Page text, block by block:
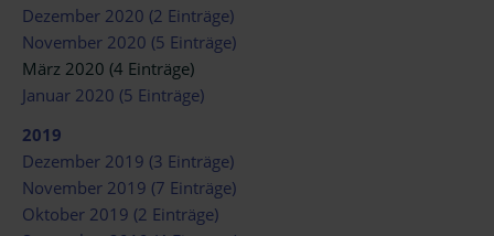
Dezember 2020 (2 Einträge)
November 2020 (5 Einträge)
März 2020 (4 Einträge)
Januar 2020 (5 Einträge)
2019
Dezember 2019 (3 Einträge)
November 2019 (7 Einträge)
Oktober 2019 (2 Einträge)